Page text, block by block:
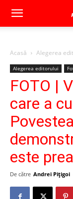
Acasă Alegerea
Alegerea editorului
FOTO |
care a
este
De către Andrei Pițigoi